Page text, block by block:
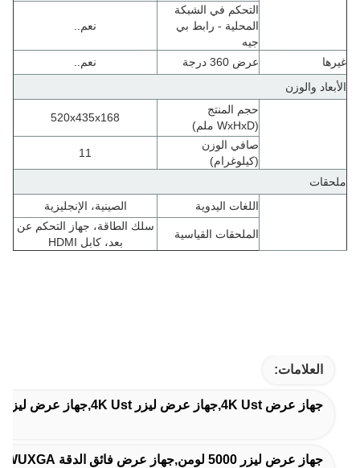
التحكم في الشبكة
المحلية - رابط بي
جيه
نعم..
غيرها عرض 360 درجة
نعم..
الأبعاد والوزن
حجم المنتج
(WxHxD ملم)
520x435x168
صافي الوزن
(كيلوغرام)
11
ملحقات
اللغات اليدوية
الصينية، الإنجليزية
الملحقات القياسية
سلك الطاقة، جهاز التحكم عن
بعد، كابل HDMI
العلامات:
جهاز عرض 4K Ust,جهاز عرض ليزر 4K Ust,جهاز عرض ليزر 4K قصير
جهاز عرض ليزر 5000 لومن,جهاز عرض فائق الدقة WUXGA ذو إسقاط قصير جدًا,جهاز عرض سينما منزلي